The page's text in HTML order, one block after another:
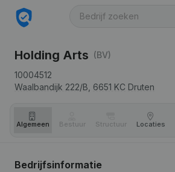
Holding Arts (BV)
10004512
Waalbandijk 222/B, 6651 KC Druten
Algemeen Bestuur Structuur Locaties
Bedrijfsinformatie